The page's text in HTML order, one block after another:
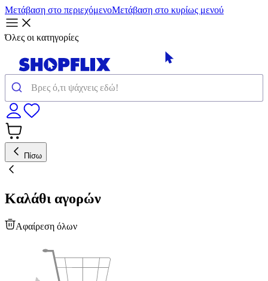
Μετάβαση στο περιεχόμενοΜετάβαση στο κυρίως μενού
Όλες οι κατηγορίες
Πίσω
Καλάθι αγορών
Αφαίρεση όλων